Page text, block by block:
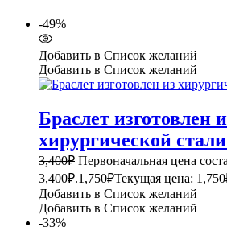
-49%
Добавить в Список желаний
Добавить в Список желаний
Браслет изготовлен
хирургической
3,400₽ Первоначальная цена
3,400₽.1,750₽Текущая цена:
Добавить в Список желаний
Добавить в Список желаний
-33%